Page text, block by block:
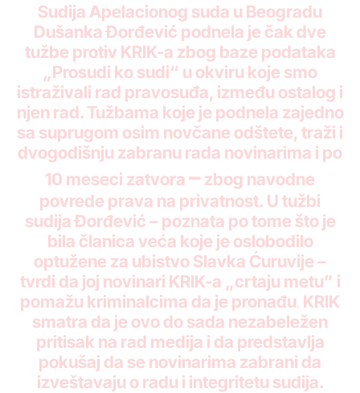
Sudija Apelacionog suda u Beogradu
Dušanka Đorđević podnela je čak dve
tužbe protiv KRIK-a zbog baze podataka
„Prosudi ko sudi“ u okviru koje smo
istraživali rad pravosuđa, između ostalog i
njen rad. Tužbama koje je podnela zajedno
sa suprugom osim novčane odštete, traži i
dvogodišnju zabranu rada novinarima i po
10 meseci zatvora – zbog navodne
povrede prava na privatnost. U tužbi
sudija Đorđević – poznata po tome što je
bila članica veća koje je oslobodilo
optužene za ubistvo Slavka Ćuruvije –
tvrdi da joj novinari KRIK-a „crtaju metu” i
pomažu kriminalcima da je pronađu. KRIK
smatra da je ovo do sada nezabeležen
pritisak na rad medija i da predstavlja
pokušaj da se novinarima zabrani da
izveštavaju o radu i integritetu sudija.